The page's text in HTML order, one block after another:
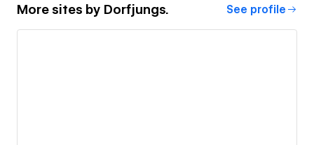
More sites by Dorfjungs. See profile